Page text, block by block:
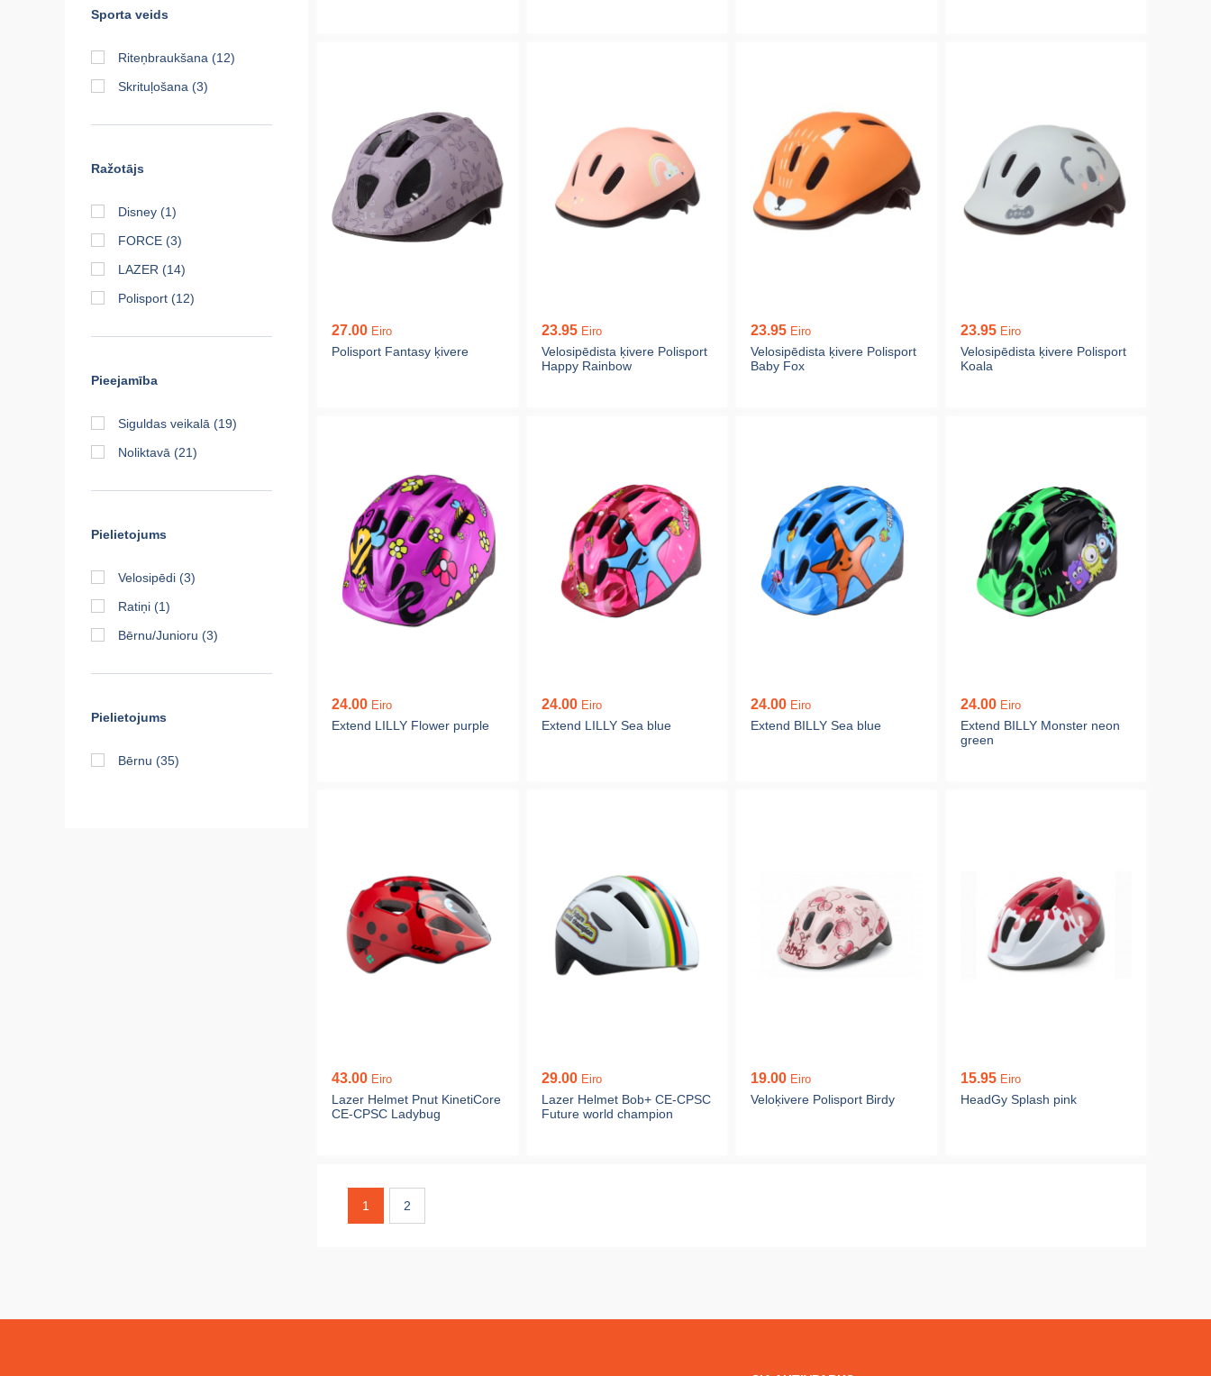
Sporta veids
Riteņbraukšana (12)
Skrituļošana (3)
Ražotājs
Disney (1)
FORCE (3)
LAZER (14)
Polisport (12)
Pieejamība
Siguldas veikalā (19)
Noliktavā (21)
Pielietojums
Velosipēdi (3)
Ratiņi (1)
Bērnu/Junioru (3)
Pielietojums
Bērnu (35)
27.00 Eiro
Polisport Fantasy ķivere
23.95 Eiro
Velosipēdista ķivere Polisport
Happy Rainbow
23.95 Eiro
Velosipēdista ķivere Polisport
Baby Fox
23.95 Eiro
Velosipēdista ķivere Polisport
Koala
24.00 Eiro
Extend LILLY Flower purple
24.00 Eiro
Extend LILLY Sea blue
24.00 Eiro
Extend BILLY Sea blue
24.00 Eiro
Extend BILLY Monster neon
green
43.00 Eiro
Lazer Helmet Pnut KinetiCore
CE-CPSC Ladybug
29.00 Eiro
Lazer Helmet Bob+ CE-CPSC
Future world champion
19.00 Eiro
Veloķivere Polisport Birdy
15.95 Eiro
HeadGy Splash pink
1 2